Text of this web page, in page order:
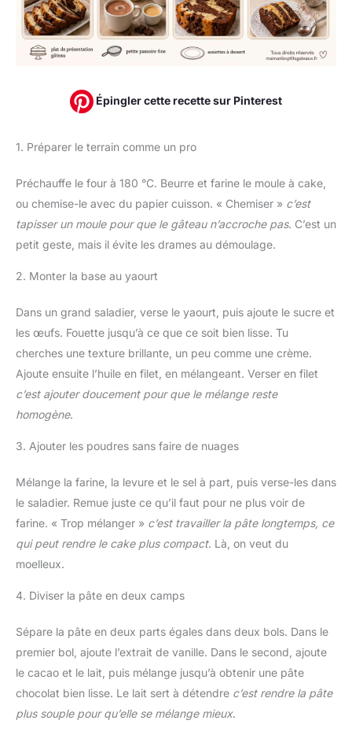
Épingler cette recette sur Pinterest
1. Préparer le terrain comme un pro
Préchauffe le four à 180 °C. Beurre et farine le moule à cake,
ou chemise-le avec du papier cuisson. « Chemiser » c’est
tapisser un moule pour que le gâteau n’accroche pas. C’est un
petit geste, mais il évite les drames au démoulage.
2. Monter la base au yaourt
Dans un grand saladier, verse le yaourt, puis ajoute le sucre et
les œufs. Fouette jusqu’à ce que ce soit bien lisse. Tu
cherches une texture brillante, un peu comme une crème.
Ajoute ensuite l’huile en filet, en mélangeant. Verser en filet
c’est ajouter doucement pour que le mélange reste
homogène.
3. Ajouter les poudres sans faire de nuages
Mélange la farine, la levure et le sel à part, puis verse-les dans
le saladier. Remue juste ce qu’il faut pour ne plus voir de
farine. « Trop mélanger » c’est travailler la pâte longtemps, ce
qui peut rendre le cake plus compact. Là, on veut du
moelleux.
4. Diviser la pâte en deux camps
Sépare la pâte en deux parts égales dans deux bols. Dans le
premier bol, ajoute l’extrait de vanille. Dans le second, ajoute
le cacao et le lait, puis mélange jusqu’à obtenir une pâte
chocolat bien lisse. Le lait sert à détendre c’est rendre la pâte
plus souple pour qu’elle se mélange mieux.